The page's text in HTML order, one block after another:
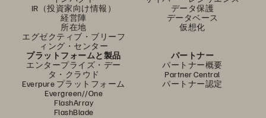
IR（投資家向け情報）
経営陣
所在地
エグゼクティブ・ブリーフ
ィング・センター
データ保護
データベース
仮想化
プラットフォームと製品
エンタープライズ・デー
タ・クラウド
Everpure プラットフォーム
Evergreen//One
FlashArray
FlashBlade
パートナー
パートナー概要
Partner Central
パートナー認定